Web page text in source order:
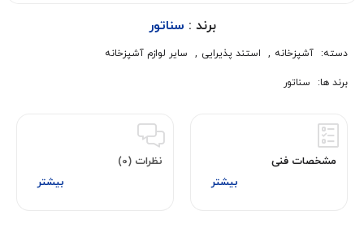
برند : سناتور
دسته: آشپزخانه , استند پذیرایی , سایر لوازم آشپزخانه
برند ها: سناتور
مشخصات فنی نظرات (0)